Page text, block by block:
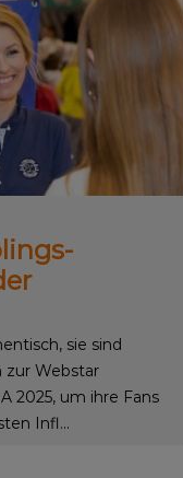
sie sind
zur Webstar
2025, um ihre Fans
Infl...